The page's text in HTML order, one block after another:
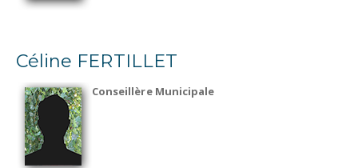
Céline FERTILLET
Conseillère Municipale